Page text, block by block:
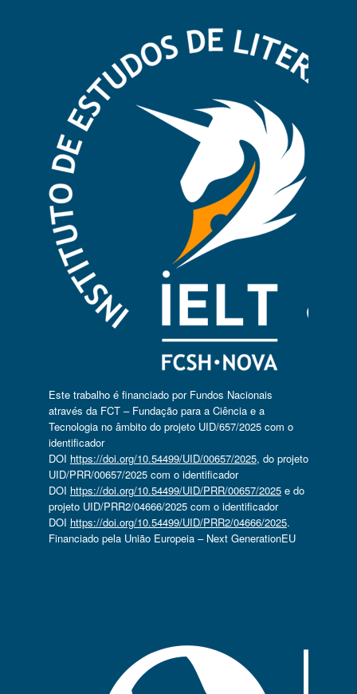
Este trabalho é financiado por Fundos Nacionais
através da FCT – Fundação para a Ciência e a
Tecnologia no âmbito do projeto UID/657/2025 com o
identificador
DOI https://doi.org/10.54499/UID/00657/2025, do projeto
UID/PRR/00657/2025 com o identificador
DOI https://doi.org/10.54499/UID/PRR/00657/2025e do
projeto UID/PRR2/04666/2025 com o identificador
DOI https://doi.org/10.54499/UID/PRR2/04666/2025.
Financiado pela União Europeia – Next GenerationEU